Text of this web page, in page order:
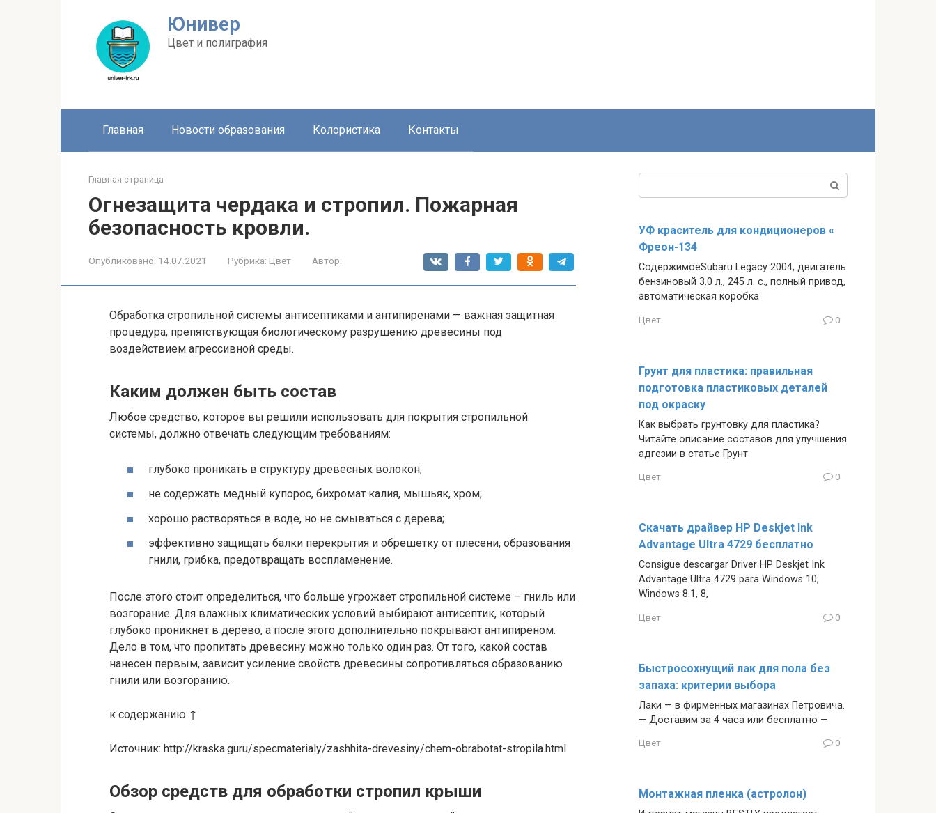
Юнивер
Цвет и полиграфия
Главная Новости образования Колористика Контакты
Главная страница
Огнезащита чердака и стропил. Пожарная
безопасность кровли.
Опубликовано: 14.07.2021 Рубрика: Цвет Автор:
Обработка стропильной системы антисептиками и антипиренами — важная защитная
процедура, препятствующая биологическому разрушению древесины под
воздействием агрессивной среды.
Каким должен быть состав
Любое средство, которое вы решили использовать для покрытия стропильной
системы, должно отвечать следующим требованиям:
глубоко проникать в структуру древесных волокон;
не содержать медный купорос, бихромат калия, мышьяк, хром;
хорошо растворяться в воде, но не смываться с дерева;
эффективно защищать балки перекрытия и обрешетку от плесени, образования
гнили, грибка, предотвращать воспламенение.
После этого стоит определиться, что больше угрожает стропильной системе – гниль или
возгорание. Для влажных климатических условий выбирают антисептик, который
глубоко проникнет в дерево, а после этого дополнительно покрывают антипиреном.
Дело в том, что пропитать древесину можно только один раз. От того, какой состав
нанесен первым, зависит усиление свойств древесины сопротивляться образованию
гнили или возгоранию.
к содержанию ↑
Источник: http://kraska.guru/specmaterialy/zashhita-drevesiny/chem-obrabotat-stropila.html
Обзор средств для обработки стропил крыши
УФ краситель для кондиционеров «
Фреон-134
СодержимоеSubaru Legacy 2004, двигатель
бензиновый 3.0 л., 245 л. с., полный привод,
автоматическая коробка
Цвет 0
Грунт для пластика: правильная
подготовка пластиковых деталей
под окраску
Как выбрать грунтовку для пластика?
Читайте описание составов для улучшения
адгезии в статье Грунт
Цвет 0
Скачать драйвер HP Deskjet Ink
Advantage Ultra 4729 бесплатно
Consigue descargar Driver HP Deskjet Ink
Advantage Ultra 4729 para Windows 10,
Windows 8.1, 8,
Цвет 0
Быстросохнущий лак для пола без
запаха: критерии выбора
Лаки — в фирменных магазинах Петровича.
— Доставим за 4 часа или бесплатно —
Цвет 0
Монтажная пленка (астролон)